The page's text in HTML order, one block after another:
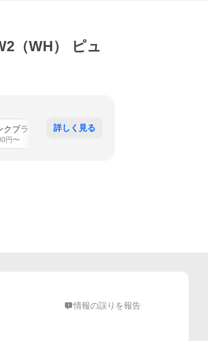
（WH） ピュ
クブラウン
円〜
詳しく見る
情報の誤りを報告